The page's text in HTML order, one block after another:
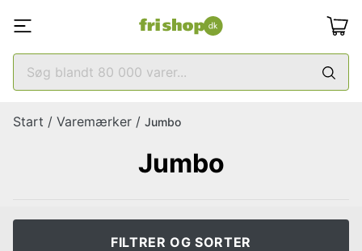
Start / Varemærker / Jumbo
Jumbo
FILTRER OG SORTER